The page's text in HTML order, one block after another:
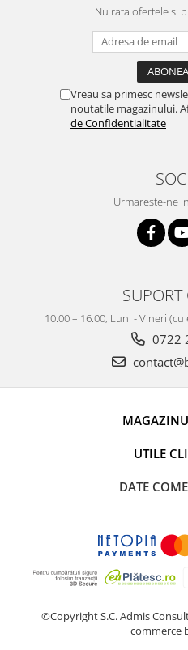
Nu rata ofertele si
Vreau sa primesc
noutatile magazinului.
de Confidentialitate
Urmareste-ne
SUPORT
10.00 – 16.00, Luni - Vineri
0722
UTILE
DATE
©Copyright S.C. Admis
commerce